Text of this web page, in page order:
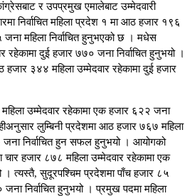
र उपप्रमुख एमालेबाट उम्मेदवारी
निर्वाचित महिला प्रदेश १ मा आठ हजार १९६
महिला निर्वाचित हुनुभएको छ । मधेस
दुई हजार ७७० जना निर्वाचित हुनुभयो ।
हजार ३४४ महिला उम्मेदवार रहेकामा दुई हजार
उम्मेदवार रहेकामा एक हजार ६२२ जना
लुम्बिनी प्रदेशमा आठ हजार ७६७ महिला
जना निर्वाचित हुन सफल हुनुभयो । आयोगको
हजार ८७८ महिला उम्मेदवार रहेकामा एक
। त्यस्तै, सुदूरपश्चिम प्रदेशमा पाँच हजार ८५
निर्वाचित हुनुभयो । प्रमुख पदमा महिला